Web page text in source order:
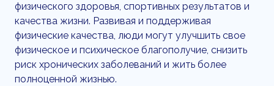
физического здоровья, спортивных результатов и
качества жизни. Развивая и поддерживая
физические качества, люди могут улучшить свое
физическое и психическое благополучие, снизить
риск хронических заболеваний и жить более
полноценной жизнью.